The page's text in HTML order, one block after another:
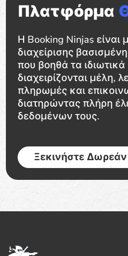
Πλατφόρμα
Η Booking Ninjas είναι
διαχείρισης
που βοηθά τα
διαχειρίζονται μέλη,
πληρωμές και
διατηρώντας πλήρη
δεδομένων τους.
Ξεκινήστε Δωρεάν